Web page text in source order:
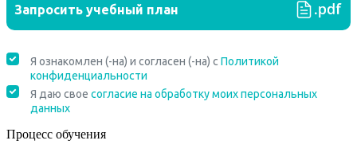
Процесс обучения